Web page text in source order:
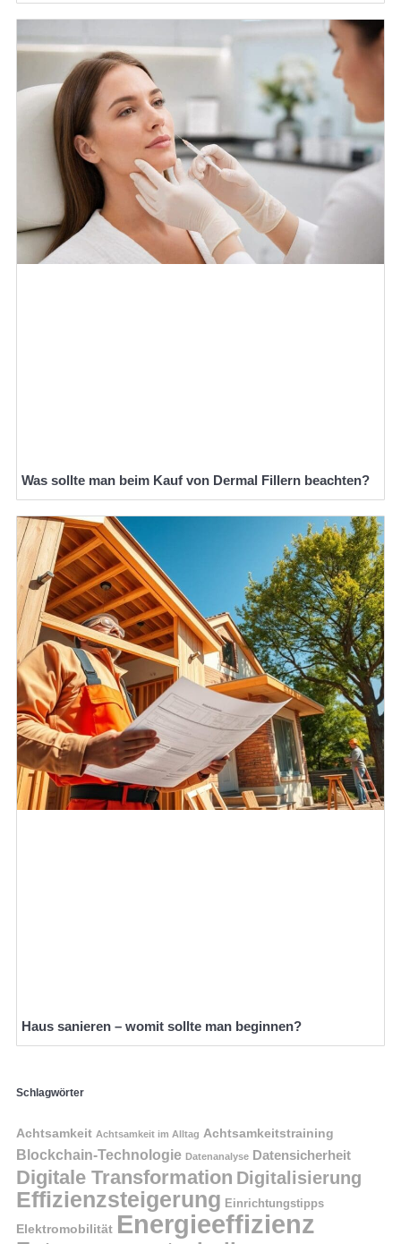
Was sollte man beim Kauf von Dermal Fillern beachten?
Haus sanieren – womit sollte man beginnen?
Schlagwörter
Achtsamkeit Achtsamkeit im Alltag Achtsamkeitstraining
Blockchain-Technologie Datenanalyse Datensicherheit
Digitale Transformation Digitalisierung
Effizienzsteigerung Einrichtungstipps
Elektromobilität Energieeffizienz